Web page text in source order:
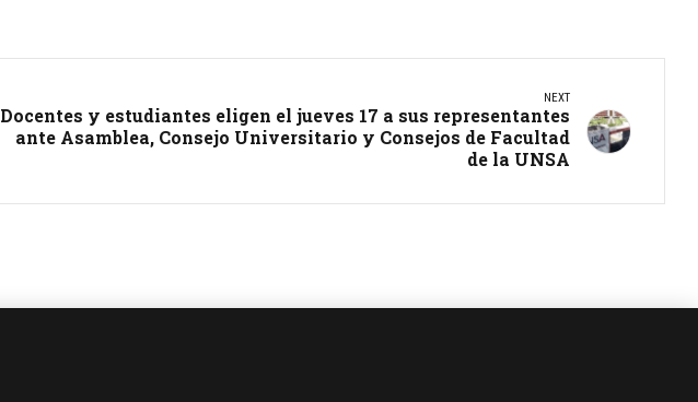
NEXT
Docentes y estudiantes eligen el jueves 17 a sus representantes
ante Asamblea, Consejo Universitario y Consejos de Facultad
de la UNSA